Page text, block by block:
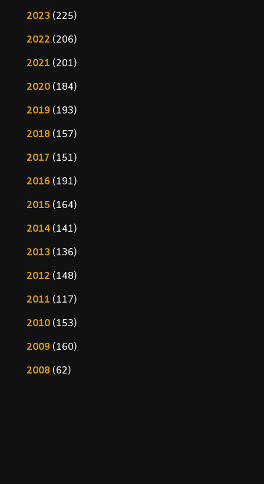
2023(225)
2022 (206)
2021 (201)
2020(184)
2019(193)
2018(157)
2017 (151)
2016(191)
2015(164)
2014(141)
2013(136)
2012 (148)
2011 (117)
2010(153)
2009(160)
2008(62)